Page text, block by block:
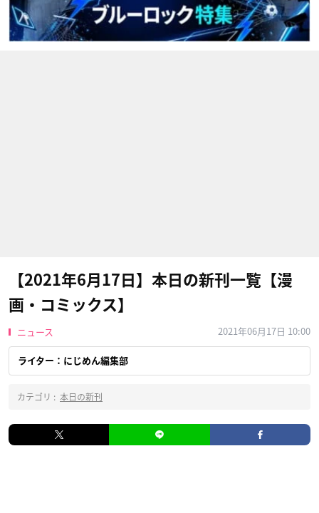
【2021年6月17日】本日の新刊一覧【漫
画・コミックス】
ニュース 2021年06月17日 10:00
ライター：にじめん編集部
カテゴリ : 本日の新刊